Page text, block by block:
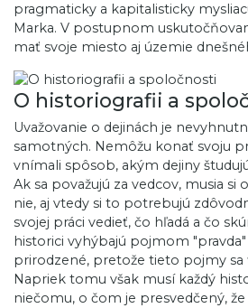
pragmaticky a kapitalisticky
Marka. V postupnom
mať svoje miesto aj územie
O historiografii a
Uvažovanie o dejinách je
samotných. Nemôžu konať svoju
vnímali spôsob, akým dejiny
Ak sa považujú za vedcov, musia si
nie, aj vtedy si to potrebujú
svojej práci vedieť, čo hľadá a čo
historici vyhýbajú pojmom
prirodzené, pretože tieto pojmy sa
Napriek tomu však musí každý
niečomu, o čom je presvedčený, že